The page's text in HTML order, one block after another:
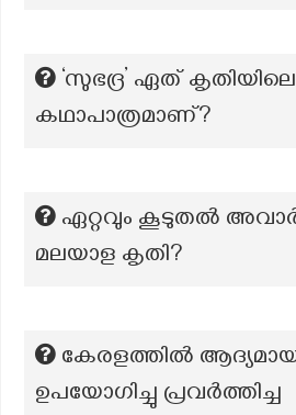
‘സുഭദ്ര’ ഏത് കൃതിയിലെ
കഥാപാത്രമാണ്?
ഏറ്റവും കൂടുതൽ
മലയാള കൃതി?
കേരളത്തിൽ
ഉപയോഗിച്ചു പ്രവർത്തിച്ച